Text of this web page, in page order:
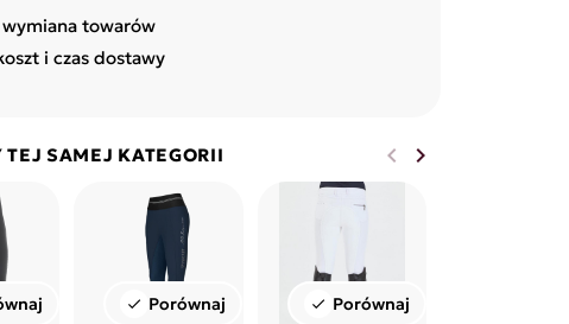
towarów
i czas dostawy
TEJ SAMEJ KATEGORII
Poprzedni
keyboard_arrow_left Następny
keyboard_arrow_right
check Porównaj check Porównaj